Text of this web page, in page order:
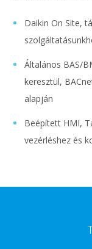
Daikin On Site,
Általános BAS/
keresztül,
alapján
Beépített HMI,
vezérléshez és